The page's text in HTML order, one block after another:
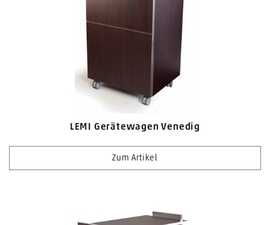
LEMI Gerätewagen Venedig
Zum Artikel